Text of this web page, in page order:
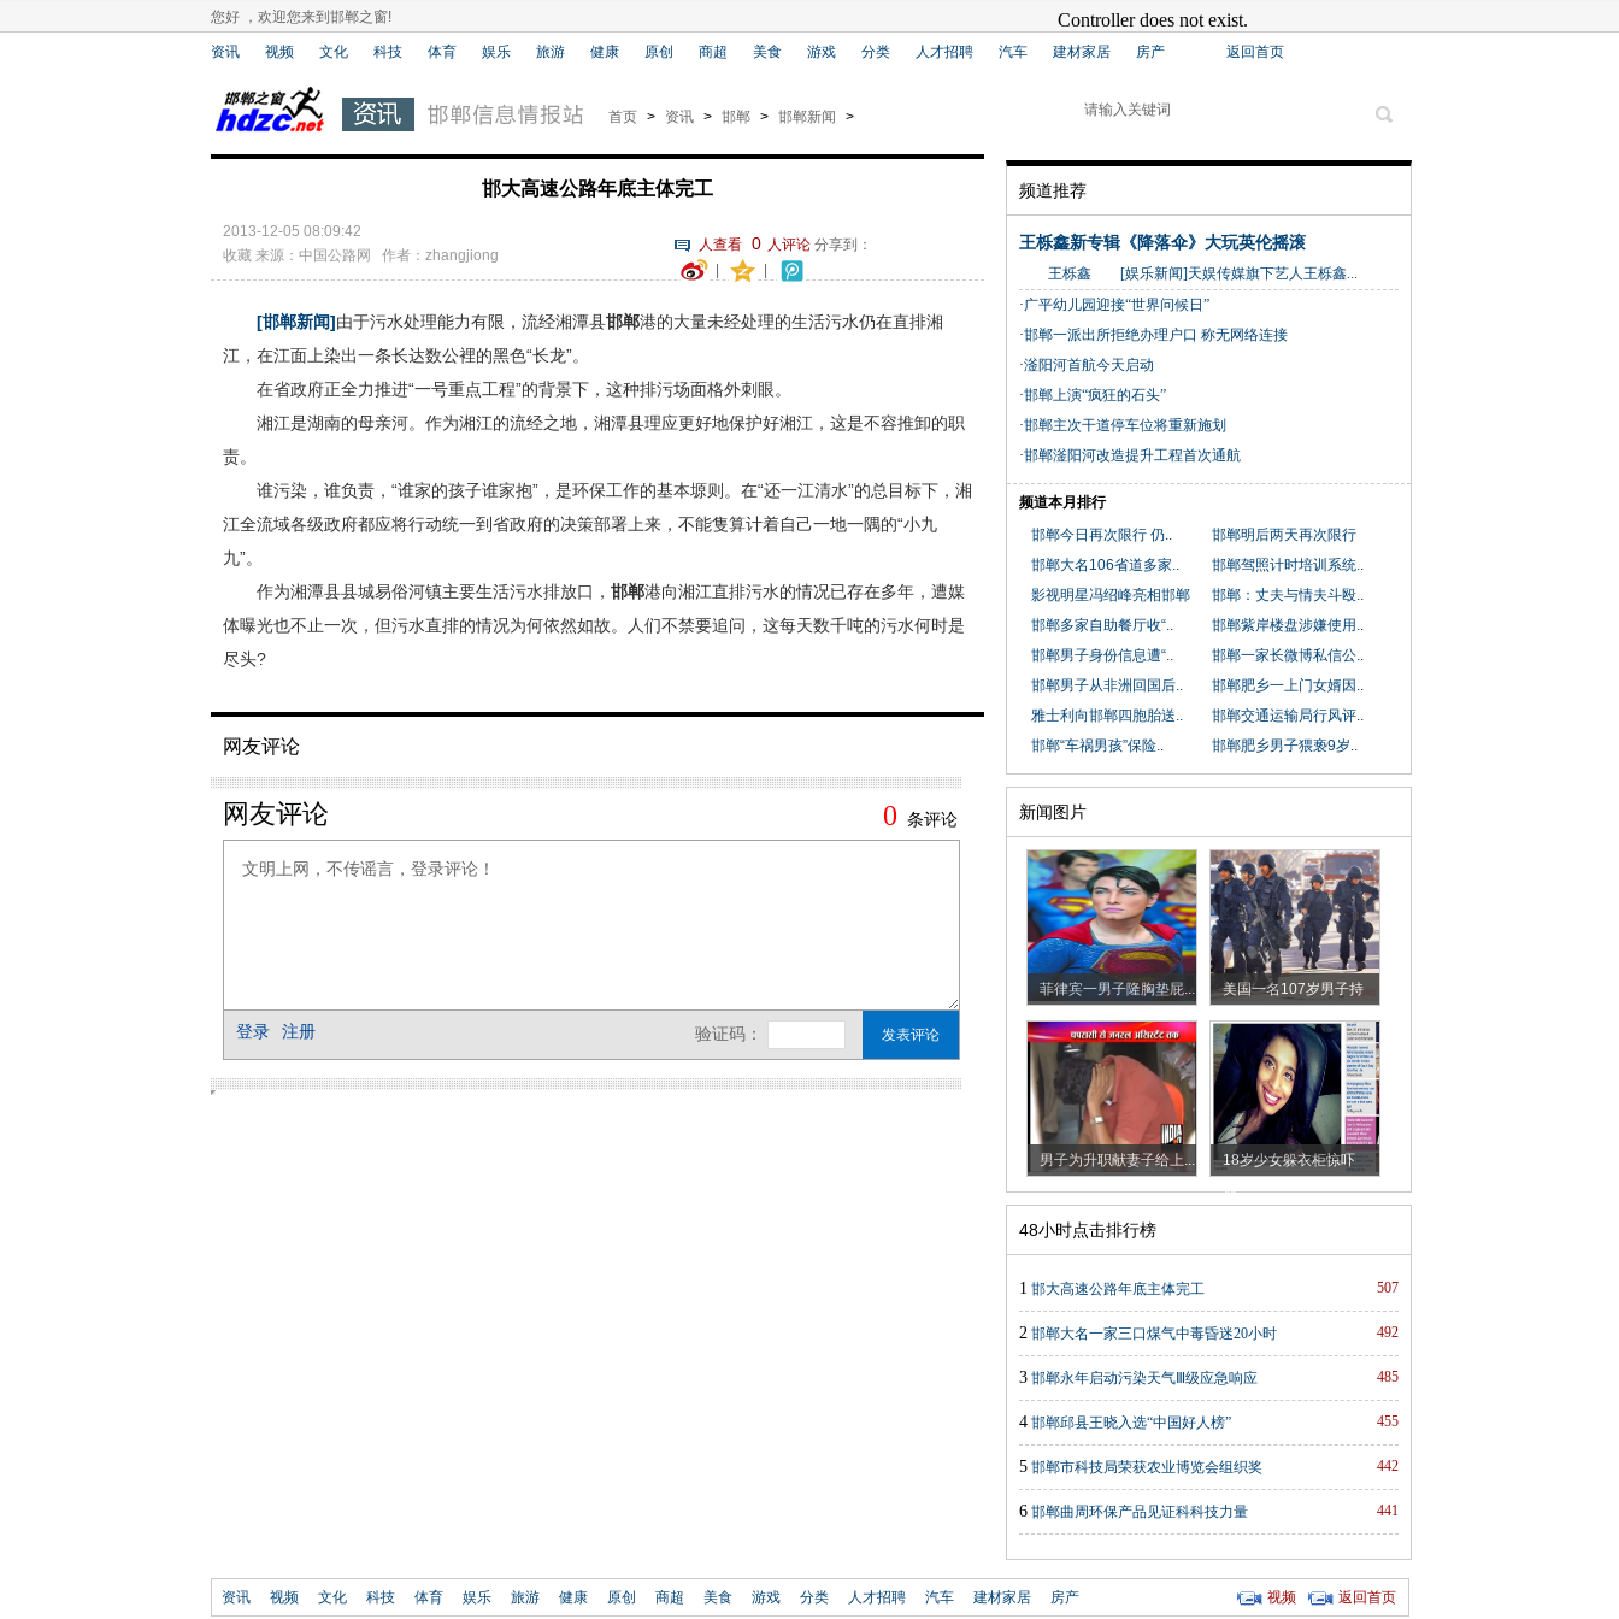
您好 ，欢迎您来到邯郸之窗!
资讯 视频 文化 科技 体育 娱乐 旅游 健康 原创 商超 美食 游戏 分类 人才招聘 汽车 建材家居 房产 返回首页
首页 > 资讯 > 邯郸 > 邯郸新闻 >
邯大高速公路年底主体完工
人查看 0 人评论分享到：
2013-12-05 08:09:42
收藏 来源：中国公路网 作者：zhangjiong
[邯郸新闻]由于污水处理能力有限，流经湘潭县邯郸港的大量未经处理的生活污水仍在直排湘
江，在江面上染出一条长达数公裡的黑色“长龙”。
在省政府正全力推进“一号重点工程”的背景下，这种排污场面格外刺眼。
湘江是湖南的母亲河。作为湘江的流经之地，湘潭县理应更好地保护好湘江，这是不容推卸的职
责。
谁污染，谁负责，“谁家的孩子谁家抱”，是环保工作的基本塬则。在“还一江清水”的总目标下，湘
江全流域各级政府都应将行动统一到省政府的决策部署上来，不能隻算计着自己一地一隅的“小九
九”。
作为湘潭县县城易俗河镇主要生活污水排放口， 邯郸港向湘江直排污水的情况已存在多年，遭媒
体曝光也不止一次，但污水直排的情况为何依然如故。人们不禁要追问，这每天数千吨的污水何时是
尽头?
网友评论
频道推荐
王栎鑫新专辑《降落伞》大玩英伦摇滚
王栎鑫 [娱乐新闻]天娱传媒旗下艺人王栎鑫...
·广平幼儿园迎接“世界问候日”
·邯郸一派出所拒绝办理户口 称无网络连接
·滏阳河首航今天启动
·邯郸上演“疯狂的石头”
·邯郸主次干道停车位将重新施划
·邯郸滏阳河改造提升工程首次通航
频道本月排行
邯郸今日再次限行 仍..
邯郸明后两天再次限行
邯郸大名106省道多家..
邯郸驾照计时培训系统..
影视明星冯绍峰亮相邯郸
邯郸：丈夫与情夫斗殴..
邯郸多家自助餐厅收“..
邯郸紫岸楼盘涉嫌使用..
邯郸男子身份信息遭“..
邯郸一家长微博私信公..
邯郸男子从非洲回国后..
邯郸肥乡一上门女婿因..
雅士利向邯郸四胞胎送..
邯郸交通运输局行风评..
邯郸“车祸男孩”保险..
邯郸肥乡男子猥亵9岁..
新闻图片
菲律宾一男子隆胸垫屁...
美国一名107岁男子持
枪...
男子为升职献妻子给上...
18岁少女躲衣柜惊吓
朋...
48小时点击排行榜
507
1 邯大高速公路年底主体完工
492
2 邯郸大名一家三口煤气中毒昏迷20小时
485
3 邯郸永年启动污染天气Ⅲ级应急响应
455
4 邯郸邱县王晓入选“中国好人榜”
442
5 邯郸市科技局荣获农业博览会组织奖
441
6 邯郸曲周环保产品见证科科技力量
资讯 视频 文化 科技 体育 娱乐 旅游 健康 原创 商超 美食 游戏 分类 人才招聘 汽车 建材家居 房产 返回首页
视频